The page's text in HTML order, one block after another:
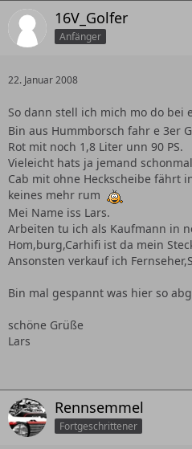
16V_Golfer
Anfänger
22. Januar 2008
So dann stell ich mich mo do bei
Bin aus Hummborsch fahr e 3er
Rot mit noch 1,8 Liter unn 90 PS.
Vieleicht hats ja jemand
Cab mit ohne Heckscheibe fährt
keines mehr rum
Mei Name iss Lars.
Arbeiten tu ich als Kaufmann in
Hom,burg,Carhifi ist da mein
Ansonsten verkauf ich
Bin mal gespannt was hier so
schöne Grüße
Lars
Rennsemmel
Fortgeschrittener